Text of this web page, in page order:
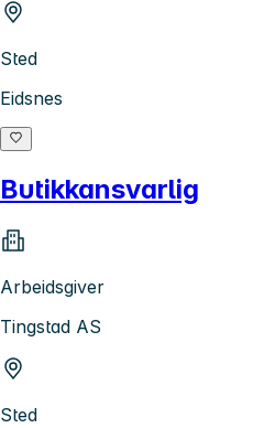
Sted
Eidsnes
Butikkansvarlig
Arbeidsgiver
Tingstad AS
Sted